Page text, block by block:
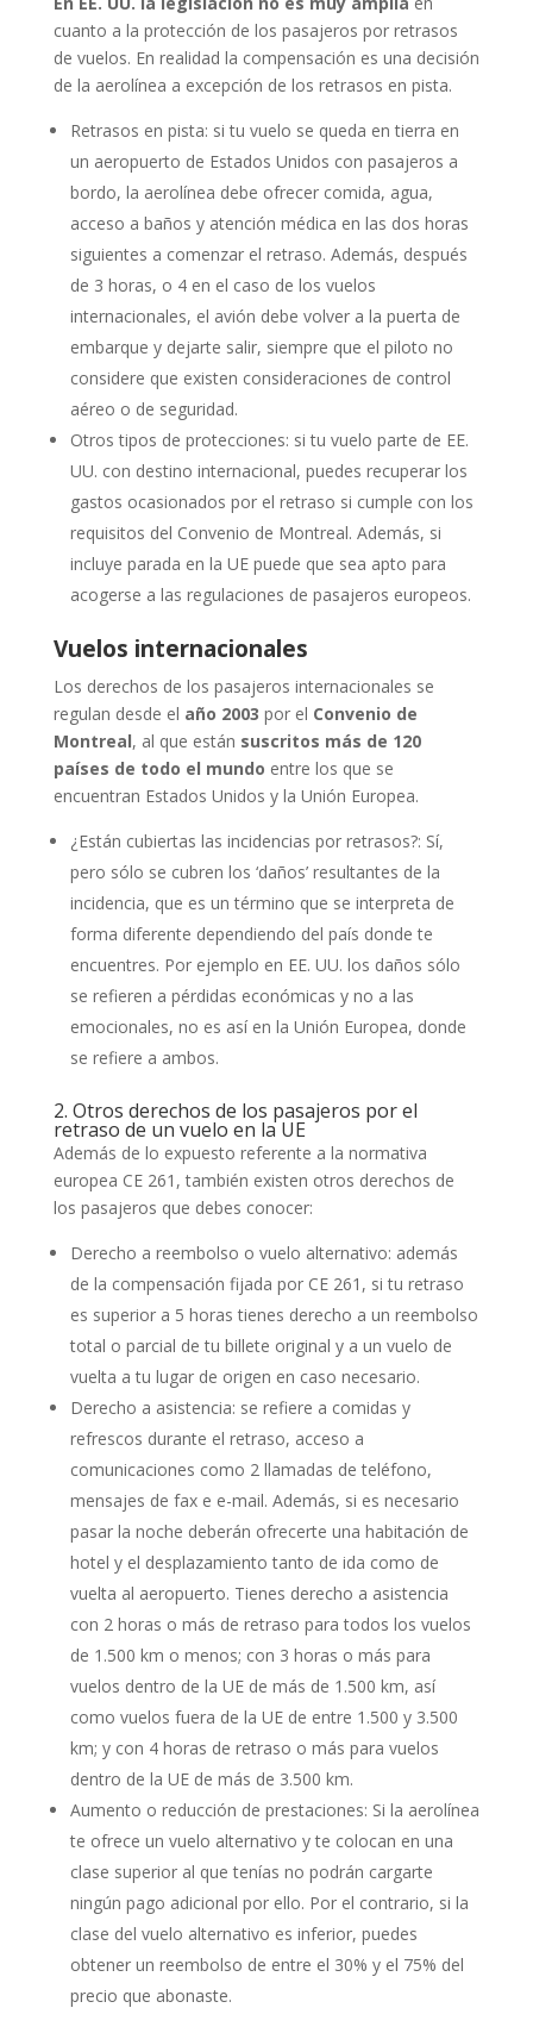
cuanto a la protección de los pasajeros por retrasos
de vuelos. En realidad la compensación es una decisión
de la aerolínea a excepción de los retrasos en pista.
Retrasos en pista: si tu vuelo se queda en tierra en
un aeropuerto de Estados Unidos con pasajeros a
bordo, la aerolínea debe ofrecer comida, agua,
acceso a baños y atención médica en las dos horas
siguientes a comenzar el retraso. Además, después
de 3 horas, o 4 en el caso de los vuelos
internacionales, el avión debe volver a la puerta de
embarque y dejarte salir, siempre que el piloto no
considere que existen consideraciones de control
aéreo o de seguridad.
Otros tipos de protecciones: si tu vuelo parte de EE.
UU. con destino internacional, puedes recuperar los
gastos ocasionados por el retraso si cumple con los
requisitos del Convenio de Montreal. Además, si
incluye parada en la UE puede que sea apto para
acogerse a las regulaciones de pasajeros europeos.
Vuelos internacionales
Los derechos de los pasajeros internacionales se
regulan desde el año 2003 por el Convenio de
Montreal, al que están suscritos más de 120
países de todo el mundo entre los que se
encuentran Estados Unidos y la Unión Europea.
¿Están cubiertas las incidencias por retrasos?: Sí,
pero sólo se cubren los ‘daños’ resultantes de la
incidencia, que es un término que se interpreta de
forma diferente dependiendo del país donde te
encuentres. Por ejemplo en EE. UU. los daños sólo
se refieren a pérdidas económicas y no a las
emocionales, no es así en la Unión Europea, donde
se refiere a ambos.
2. Otros derechos de los pasajeros por el
retraso de un vuelo en la UE
Además de lo expuesto referente a la normativa
europea CE 261, también existen otros derechos de
los pasajeros que debes conocer:
Derecho a reembolso o vuelo alternativo: además
de la compensación fijada por CE 261, si tu retraso
es superior a 5 horas tienes derecho a un reembolso
total o parcial de tu billete original y a un vuelo de
vuelta a tu lugar de origen en caso necesario.
Derecho a asistencia: se refiere a comidas y
refrescos durante el retraso, acceso a
comunicaciones como 2 llamadas de teléfono,
mensajes de fax e e-mail. Además, si es necesario
pasar la noche deberán ofrecerte una habitación de
hotel y el desplazamiento tanto de ida como de
vuelta al aeropuerto. Tienes derecho a asistencia
con 2 horas o más de retraso para todos los vuelos
de 1.500 km o menos; con 3 horas o más para
vuelos dentro de la UE de más de 1.500 km, así
como vuelos fuera de la UE de entre 1.500 y 3.500
km; y con 4 horas de retraso o más para vuelos
dentro de la UE de más de 3.500 km.
Aumento o reducción de prestaciones: Si la aerolínea
te ofrece un vuelo alternativo y te colocan en una
clase superior al que tenías no podrán cargarte
ningún pago adicional por ello. Por el contrario, si la
clase del vuelo alternativo es inferior, puedes
obtener un reembolso de entre el 30% y el 75% del
precio que abonaste.